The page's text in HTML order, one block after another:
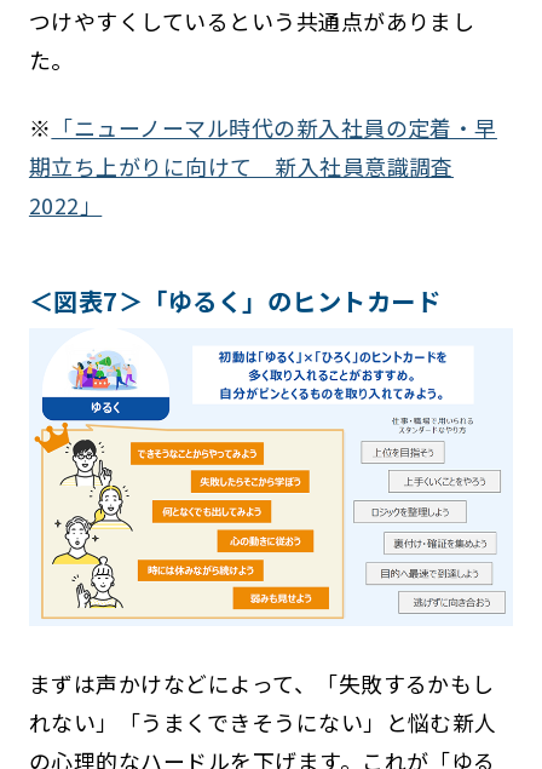
つけやすくしているという共通点がありまし
た。
※ 「ニューノーマル時代の新入社員の定着・早
期立ち上がりに向けて 新入社員意識調査
2022」
＜図表7＞「ゆるく」のヒントカード
まずは声かけなどによって、「失敗するかもし
れない」「うまくできそうにない」と悩む新人
の心理的なハードルを下げます。これが「ゆる